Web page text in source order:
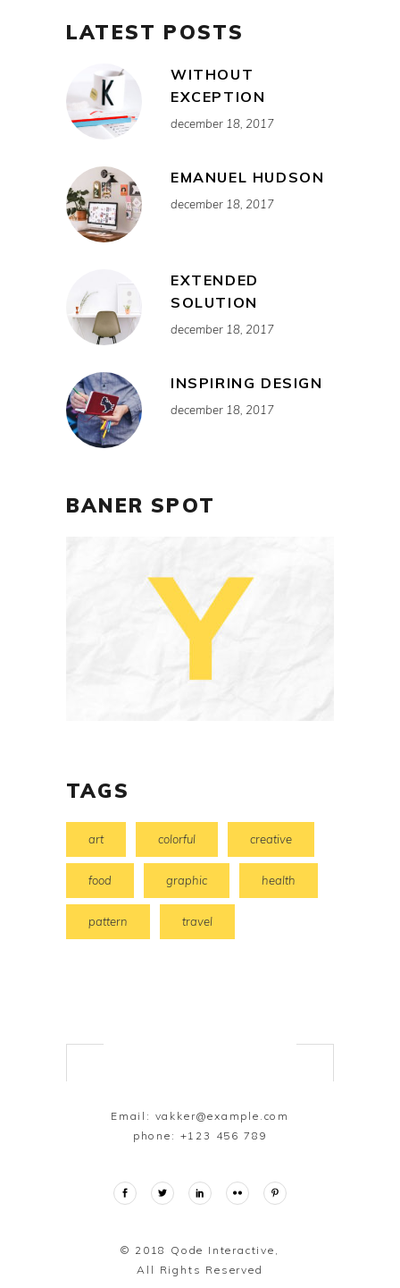
LATEST POSTS
WITHOUT
EXCEPTION
december 18, 2017
EMANUEL HUDSON
december 18, 2017
EXTENDED
SOLUTION
december 18, 2017
INSPIRING DESIGN
december 18, 2017
BANER SPOT
TAGS
art colorful creative
food graphic health
pattern travel
Email: vakker@example.com
phone: +123 456 789
© 2018 Qode Interactive,
All Rights Reserved